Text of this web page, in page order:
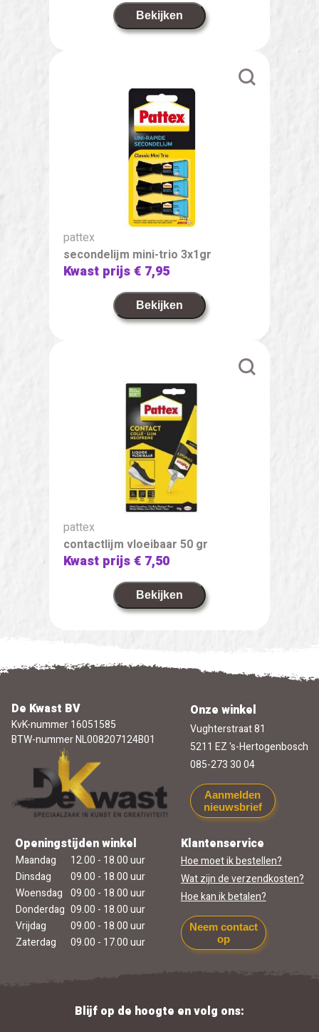
Bekijken
pattex
secondelijm mini-trio 3x1gr
Kwast prijs€ 7,95
Bekijken
pattex
contactlijm vloeibaar 50 gr
Kwast prijs€ 7,50
Bekijken
De Kwast BV
KvK-nummer 16051585
BTW-nummer NL008207124B01
Onze winkel
Vughterstraat 81
5211 EZ 's-Hertogenbosch
085-273 30 04
Aanmelden
nieuwsbrief
Openingstijden winkel
Maandag
12.00 - 18.00 uur
Dinsdag
09.00 - 18.00 uur
Woensdag 09.00 - 18.00 uur
Donderdag 09.00 - 18.00 uur
Vrijdag
09.00 - 18.00 uur
Zaterdag
09.00 - 17.00 uur
Klantenservice
Hoe moet ik bestellen?
Wat zijn de verzendkosten?
Hoe kan ik betalen?
Neem contact
op
Blijf op de hoogte en volg ons: